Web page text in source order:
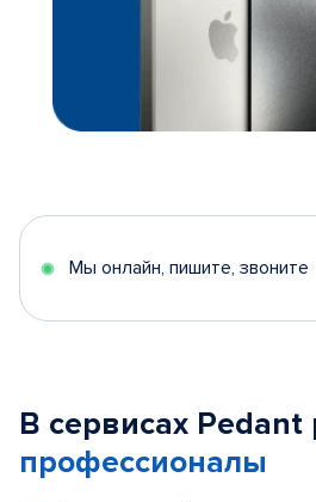
Мы онлайн, пишите, звоните
В сервисах Pedant
профессионалы